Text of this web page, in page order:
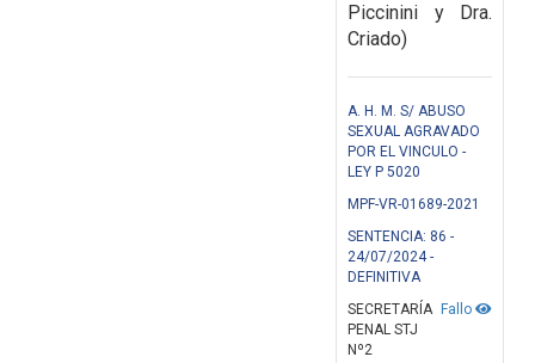
Piccinini y Dra.
Criado)
A. H. M. S/ ABUSO
SEXUAL AGRAVADO
POR EL VINCULO -
LEY P 5020
MPF-VR-01689-2021
SENTENCIA: 86 -
24/07/2024 -
DEFINITIVA
Fallo
SECRETARÍA
PENAL STJ
Nº2